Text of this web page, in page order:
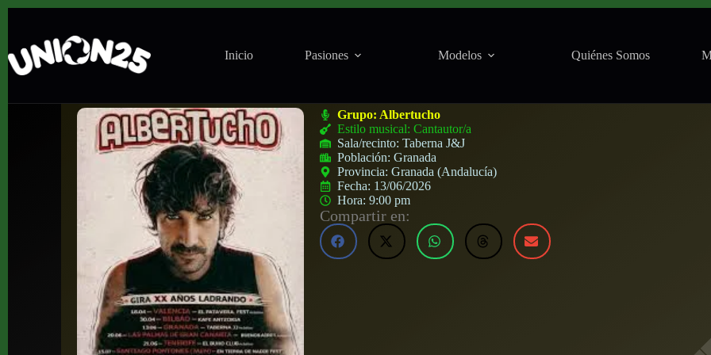
Inicio Pasiones Modelos Quiénes Somos
Grupo: Albertucho
Estilo musical: Cantautor/a
Sala/recinto:Taberna J&J
Población:Granada
Provincia:Granada (Andalucía)
Fecha: 13/06/2026
Hora:9:00 pm
Compartir en: